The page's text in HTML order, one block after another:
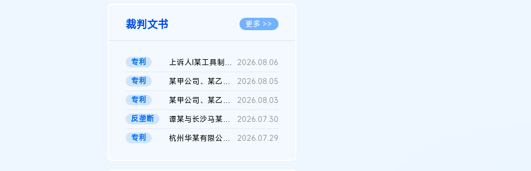
裁判文书 更多 >>
专利 上诉人I某工具制品有限公司与被上诉人程某及一审被告中华人民共和...
2026.08.06
专利
某甲公司、某乙公司、某丙公司申请诉前行为保全复议裁定书
2026.08.05
专利
某甲公司、某乙公司、官某与某丙公司专利申请权权属纠纷 二审判决...
2026.08.03
反垄断
谭某与长沙马某堆农产品股份有限公司滥用市场支配地位纠纷二审裁...
2026.07.30
专利
杭州华某有限公司与菲某有限公司侵害发明专利权纠纷 2026.07.29